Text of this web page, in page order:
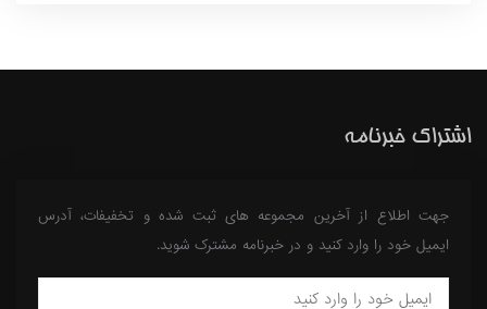
اشتراک خبرنامه
جهت اطلاع از آخرین مجموعه های ثبت شده و تخفیفات، آدرس
ایمیل خود را وارد کنید و در خبرنامه مشترک شوید.